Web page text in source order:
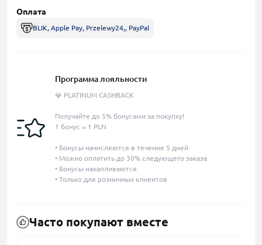
Оплата
BLIK, Apple Pay, Przelewy24,, PayPal
Программа лояльности
💎 PLATINUM CASHBACK
Получайте до 5% бонусами за покупку!
1 бонус = 1 PLN
• Бонусы начисляются в течение 5 дней
• Можно оплатить до 30% следующего заказа
• Бонусы накапливаются
• Только для розничных клиентов
Часто покупают вместе